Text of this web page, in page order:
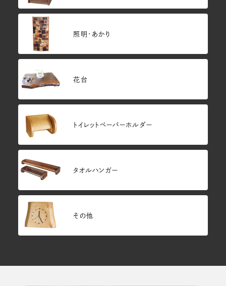
照明・あかり
花台
トイレットペーパーホルダー
タオルハンガー
その他